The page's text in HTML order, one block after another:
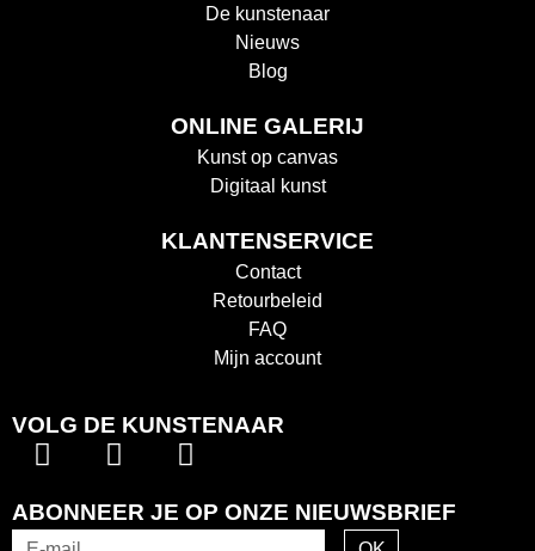
De kunstenaar
Nieuws
Blog
ONLINE GALERIJ
Kunst op canvas
Digitaal kunst
KLANTENSERVICE
Contact
Retourbeleid
FAQ
Mijn account
VOLG DE KUNSTENAAR
ABONNEER JE OP ONZE NIEUWSBRIEF